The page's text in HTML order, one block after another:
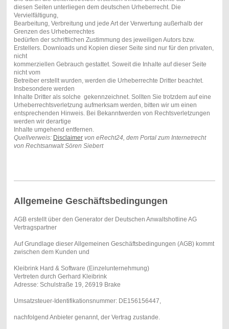
diesen Seiten unterliegen dem deutschen Urheberrecht. Die
Vervielfältigung,
Bearbeitung, Verbreitung und jede Art der Verwertung außerhalb der
Grenzen des Urheberrechtes
bedürfen der schriftlichen Zustimmung des jeweiligen Autors bzw.
Erstellers. Downloads und Kopien dieser Seite sind nur für den privaten,
nicht
kommerziellen Gebrauch gestattet. Soweit die Inhalte auf dieser Seite
nicht vom
Betreiber erstellt wurden, werden die Urheberrechte Dritter beachtet.
Insbesondere werden
Inhalte Dritter als solche gekennzeichnet. Sollten Sie trotzdem auf eine
Urheberrechtsverletzung aufmerksam werden, bitten wir um einen
entsprechenden Hinweis. Bei Bekanntwerden von Rechtsverletzungen
werden wir derartige
Inhalte umgehend entfernen.
Quellverweis: Disclaimervon eRecht24, dem Portal zum Internetrecht
von Rechtsanwalt Sören Siebert
Allgemeine Geschäftsbedingungen
AGB erstellt über den Generator der Deutschen Anwaltshotline AG
Vertragspartner
Auf Grundlage dieser Allgemeinen Geschäftsbedingungen (AGB) kommt
zwischen dem Kunden und
Kleibrink Hard & Software (Einzelunternehmung)
Vertreten durch Gerhard Kleibrink
Adresse: Schulstraße 19, 26919 Brake
Umsatzsteuer-Identifikationsnummer: DE156156447,
nachfolgend Anbieter genannt, der Vertrag zustande.